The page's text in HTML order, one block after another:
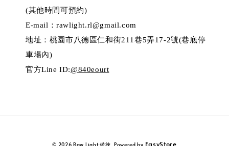
(其他時間可預約)
E-mail：rawlight.rl@gmail.com
地址：桃園市八德區仁和街211巷5弄17-2號(巷底停
車場內)
官方Line ID:@840eourt
© 2026 Raw Light 偌徠. Powered by EasyStore